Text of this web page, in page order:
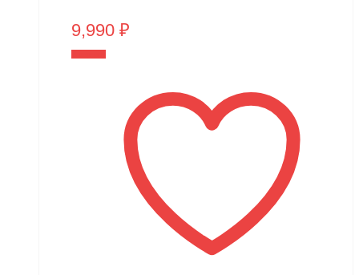
9,990 ₽